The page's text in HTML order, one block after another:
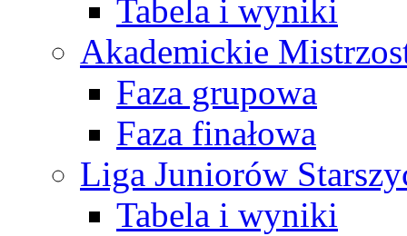
Tabela i wyniki
Akademickie
Faza grupowa
Faza finałowa
Liga Juniorów
Tabela i wyniki